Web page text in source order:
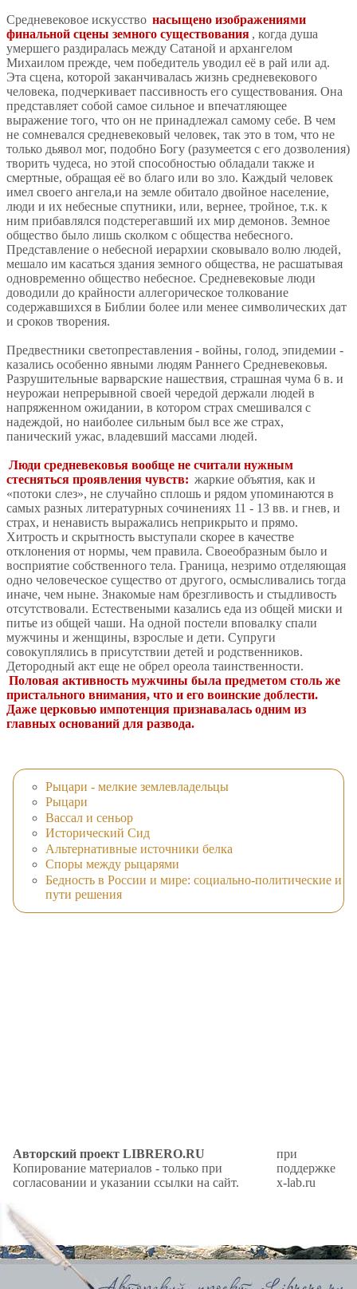
Средневековое искусство насыщено изображениями
финальной сцены земного существования , когда душа
умершего раздиралась между Сатаной и архангелом
Михаилом прежде, чем победитель уводил её в рай или ад.
Эта сцена, которой заканчивалась жизнь средневекового
человека, подчеркивает пассивность его существования. Она
представляет собой самое сильное и впечатляющее
выражение того, что он не принадлежал самому себе. В чем
не сомневался средневековый человек, так это в том, что не
только дьявол мог, подобно Богу (разумеется с его дозволения)
творить чудеса, но этой способностью обладали также и
смертные, обращая её во благо или во зло. Каждый человек
имел своего ангела,и на земле обитало двойное население,
люди и их небесные спутники, или, вернее, тройное, т.к. к
ним прибавлялся подстерегавший их мир демонов. Земное
общество было лишь сколком с общества небесного.
Представление о небесной иерархии сковывало волю людей,
мешало им касаться здания земного общества, не расшатывая
одновременно общество небесное. Средневековые люди
доводили до крайности аллегорическое толкование
содержавшихся в Библии более или менее символических дат
и сроков творения.
Предвестники светопреставления - войны, голод, эпидемии -
казались особенно явными людям Раннего Средневековья.
Разрушительные варварские нашествия, страшная чума 6 в. и
неурожаи непрерывной своей чередой держали людей в
напряженном ожидании, в котором страх смешивался с
надеждой, но наиболее сильным был все же страх,
панический ужас, владевший массами людей.
Люди средневековья вообще не считали нужным
стесняться проявления чувств: жаркие объятия, как и
«потоки слез», не случайно сплошь и рядом упоминаются в
самых разных литературных сочинениях 11 - 13 вв. и гнев, и
страх, и ненависть выражались неприкрыто и прямо.
Хитрость и скрытность выступали скорее в качестве
отклонения от нормы, чем правила. Своеобразным было и
восприятие собственного тела. Граница, незримо отделяющая
одно человеческое существо от другого, осмысливались тогда
иначе, чем ныне. Знакомые нам брезгливость и стыдливость
отсутствовали. Естествеными казались еда из общей миски и
питье из общей чаши. На одной постели вповалку спали
мужчины и женщины, взрослые и дети. Супруги
совокуплялись в присутствии детей и родственников.
Детородный акт еще не обрел ореола таинственности.
Половая активность мужчины была предметом столь же
пристального внимания, что и его воинские доблести.
Даже церковью импотенция признавалась одним из
главных оснований для развода.
Рыцари - мелкие землевладельцы
Рыцари
Вассал и сеньор
Исторический Сид
Альтернативные источники белка
Споры между рыцарями
Бедность в России и мире: социально-политические и
пути решения
Авторский проект LIBRERO.RU
Копирование материалов - только при
согласовании и указании ссылки на сайт.
при
поддержке
x-lab.ru